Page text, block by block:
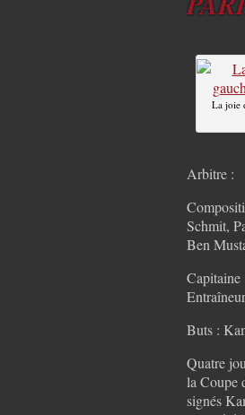
La joie
Arbitre :
Schmit,
Ben
Buts :
Quatre
la Coupe
signés